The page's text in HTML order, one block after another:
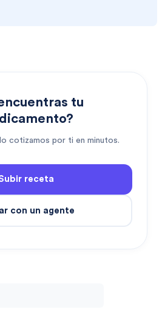
tu
cotizamos por ti en minutos.
receta
con un agente